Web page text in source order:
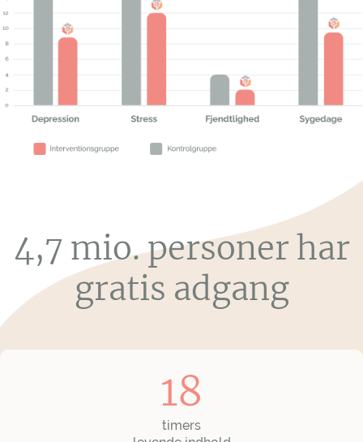
4,7 mio. personer har
gratis adgang
18
timers